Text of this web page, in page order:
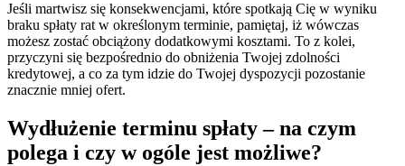
Jeśli martwisz się konsekwencjami, które spotkają Cię w wyniku
braku spłaty rat w określonym terminie, pamiętaj, iż wówczas
możesz zostać obciążony dodatkowymi kosztami. To z kolei,
przyczyni się bezpośrednio do obniżenia Twojej zdolności
kredytowej, a co za tym idzie do Twojej dyspozycji pozostanie
znacznie mniej ofert.
Wydłużenie terminu spłaty – na czym
polega i czy w ogóle jest możliwe?